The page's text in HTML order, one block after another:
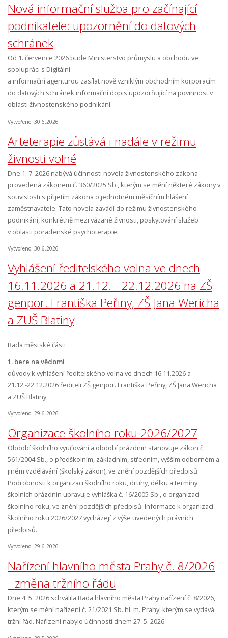
Nová informační služba pro začínající
podnikatele: upozornění do datových
schránek
Od 1. července 2026 bude Ministerstvo průmyslu a obchodu ve
spolupráci s Digitální
a informační agenturou zasílat nově vzniklým obchodním korporacím
do datových schránek informační dopis upozorňující na povinnost v
oblasti živnostenského podnikání.
Vytvořeno: 30.6.2026
Arteterapie zůstává i nadále v režimu
živnosti volné
Dne 1. 7. 2026 nabývá účinnosti novela živnostenského zákona
provedená zákonem č. 360/2025 Sb., kterým se mění některé zákony v
souvislosti s přijetím zákona o jednotném měsíčním hlášení
zaměstnavatele. Tato novela zavádí do režimu živnostenského
podnikání, konkrétně mezi vázané živnosti, poskytování služeb
v oblasti poradenské psychoterapie.
Vytvořeno: 30.6.2026
Vyhlášení ředitelského volna ve dnech
16.11.2026 a 21.12. - 22.12.2026 na ZŠ
genpor. Františka Peřiny, ZŠ Jana Wericha
a ZUŠ Blatiny
Rada městské části
1. bere na vědomí
důvody k vyhlášení ředitelského volna ve dnech 16.11.2026 a
21.12.-22.12.2026 řediteli ZŠ genpor. Františka Peřiny, ZŠ Jana Wericha
a ZUŠ Blatiny,
Vytvořeno: 29.6.2026
Organizace školního roku 2026/2027
Období školního vyučování a období prázdnin stanovuje zákon č.
561/2004 Sb., o předškolním, základním, středním, vyšším odborném a
jiném vzdělávání (školský zákon), ve znění pozdějších předpisů.
Podrobnosti k organizaci školního roku, druhy, délku a termíny
školních prázdnin upravuje vyhláška č. 16/2005 Sb., o organizaci
školního roku, ve znění pozdějších předpisů. Informace k organizaci
školního roku 2026/2027 vycházejí z výše uvedených právních
předpisů.
Vytvořeno: 29.6.2026
Nařízení hlavního města Prahy č. 8/2026
- změna tržního řádu
Dne 4. 5. 2026 schválila Rada hlavního města Prahy nařízení č. 8/2026,
kterým se mění nařízení č. 21/2021 Sb. hl. m. Prahy, kterým se vydává
tržní řád. Nařízení nabylo účinnosti dnem 27. 5. 2026.